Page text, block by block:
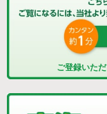
ご登録いた